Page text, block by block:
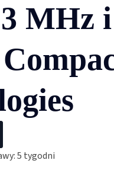
MHz
5 tygodni